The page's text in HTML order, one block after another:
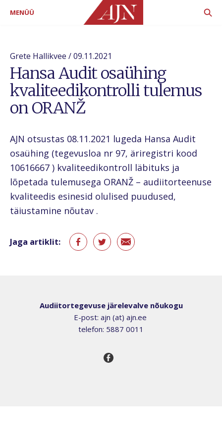
Grete Hallikvee / 09.11.2021
Hansa Audit osaühing
kvaliteedikontrolli tulemus
on ORANŽ
AJN otsustas 08.11.2021 lugeda Hansa Audit
osaühing (tegevusloa nr 97, äriregistri kood
10616667 ) kvaliteedikontroll läbituks ja
lõpetada tulemusega ORANŽ – audiitorteenuse
kvaliteedis esinesid olulised puudused,
täiustamine nõutav .
Jaga artiklit:
Audiitortegevuse järelevalve nõukogu
E-post: ajn (at) ajn.ee
telefon: 5887 0011
MENÜÜ